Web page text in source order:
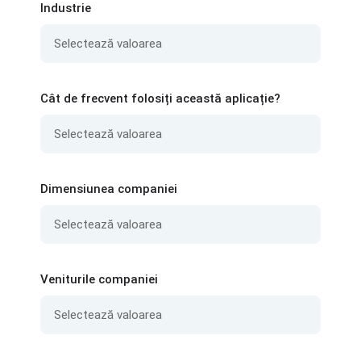
Industrie
Cât de frecvent folosiți această aplicație?
Dimensiunea companiei
Veniturile companiei